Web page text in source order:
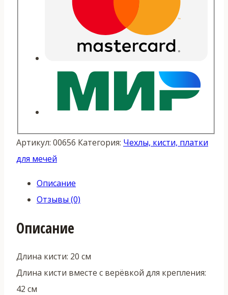
Артикул: 00656 Категория: Чехлы, кисти, платки
для мечей
Описание
Отзывы (0)
Описание
Длина кисти: 20 см
Длина кисти вместе с верёвкой для крепления:
42 см